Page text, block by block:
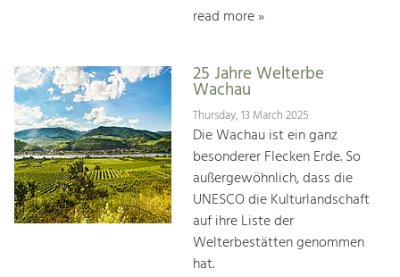
read more »
25 Jahre Welterbe
Wachau
Thursday, 13 March 2025
Die Wachau ist ein ganz
besonderer Flecken Erde. So
außergewöhnlich, dass die
UNESCO die Kulturlandschaft
auf ihre Liste der
Welterbestätten genommen
hat.